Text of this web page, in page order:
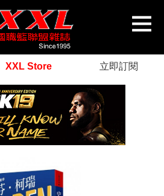
XXL Store 立即訂閱